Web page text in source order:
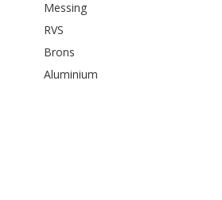
Messing
RVS
Brons
Aluminium